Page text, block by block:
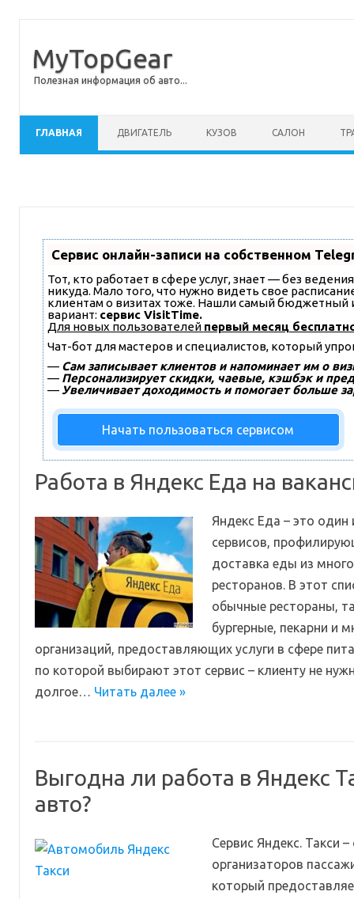
MyTopGear
Полезная информация об авто...
ГЛАВНАЯ ДВИГАТЕЛЬ КУЗОВ САЛОН
Сервис онлайн-записи на собственном
Тот, кто работает в сфере услуг, знает — без
никуда. Мало того, что нужно видеть свое
клиентам о визитах тоже. Нашли самый бюджетный
вариант: сервис VisitTime.
Для новых пользователей первый месяц
Чат-бот для мастеров и специалистов, который
— Сам записывает клиентов и напоминает им о
— Персонализирует скидки, чаевые, кэшбэк и
— Увеличивает доходимость и помогает больше
Начать пользоваться сервисом
Работа в Яндекс Еда на
Яндекс Еда – это
сервисов,
доставка еды из
ресторанов. В этот
обычные рестораны,
бургерные, пекарни и
организаций, предоставляющих услуги в сфере
по которой выбирают этот сервис – клиенту не
долгое… Читать далее »
Выгодна ли работа в Яндекс
авто?
Сервис Яндекс. Такси
организаторов
который